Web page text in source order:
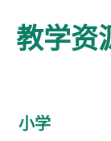
教学资
小学